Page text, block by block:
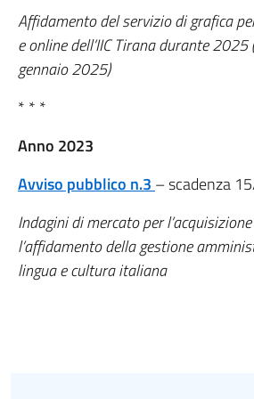
Affidamento del servizio di grafica
e online dell’IIC Tirana durante
gennaio 2025)
* * *
Anno 2023
Avviso pubblico n.3 – scadenza
Indagini di mercato per
l’affidamento della gestione
lingua e cultura italiana